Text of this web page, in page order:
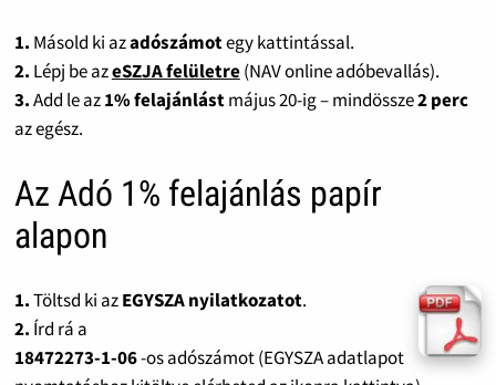
1. Másold ki azadószámotegy kattintással.
2. Lépj be azeSZJA felületre(NAV online adóbevallás).
3.Add le az1% felajánlástmájus 20-ig – mindössze2 perc
az egész.
Az Adó 1% felajánlás papír
alapon
1.Töltsd ki azEGYSZA nyilatkozatot.
2. Írd rá a
18472273-1-06-os adószámot (EGYSZA adatlapot